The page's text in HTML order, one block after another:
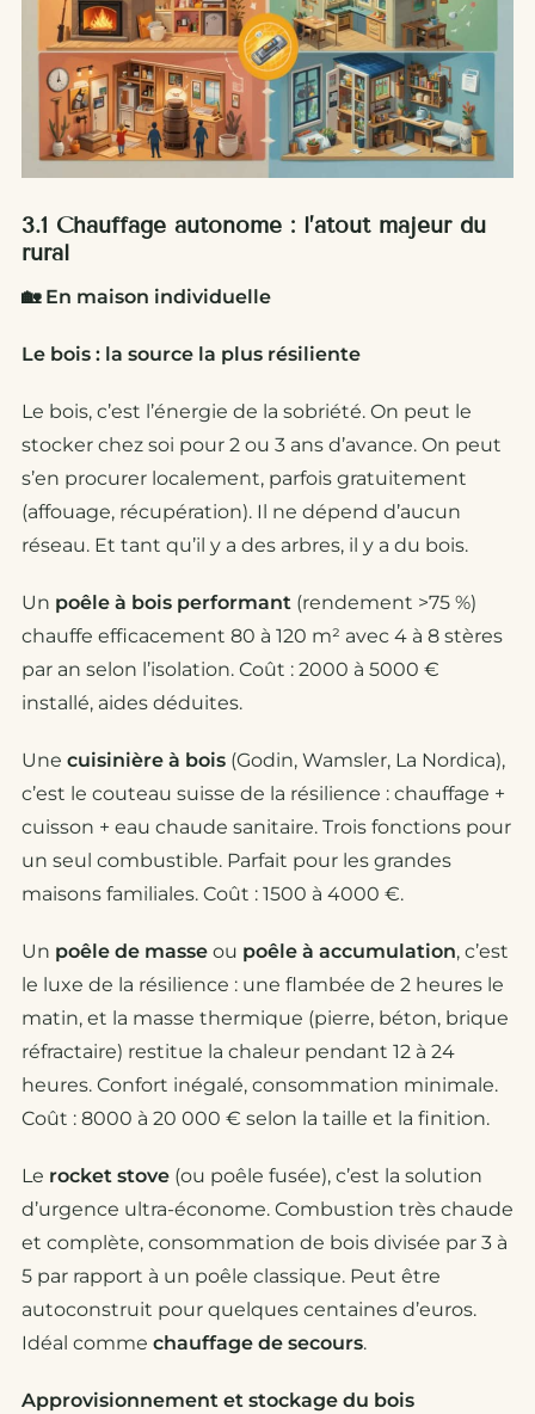
3.1 Chauffage autonome : l’atout majeur du
rural
🏡 En maison individuelle
Le bois : la source la plus résiliente
Le bois, c’est l’énergie de la sobriété. On peut le
stocker chez soi pour 2 ou 3 ans d’avance. On peut
s’en procurer localement, parfois gratuitement
(affouage, récupération). Il ne dépend d’aucun
réseau. Et tant qu’il y a des arbres, il y a du bois.
Un poêle à bois performant (rendement >75 %)
chauffe efficacement 80 à 120 m² avec 4 à 8 stères
par an selon l’isolation. Coût : 2000 à 5000 €
installé, aides déduites.
Une cuisinière à bois (Godin, Wamsler, La Nordica),
c’est le couteau suisse de la résilience : chauffage +
cuisson + eau chaude sanitaire. Trois fonctions pour
un seul combustible. Parfait pour les grandes
maisons familiales. Coût : 1500 à 4000 €.
Un poêle de masse ou poêle à accumulation, c’est
le luxe de la résilience : une flambée de 2 heures le
matin, et la masse thermique (pierre, béton, brique
réfractaire) restitue la chaleur pendant 12 à 24
heures. Confort inégalé, consommation minimale.
Coût : 8000 à 20 000 € selon la taille et la finition.
Le rocket stove (ou poêle fusée), c’est la solution
d’urgence ultra-économe. Combustion très chaude
et complète, consommation de bois divisée par 3 à
5 par rapport à un poêle classique. Peut être
autoconstruit pour quelques centaines d’euros.
Idéal comme chauffage de secours.
Approvisionnement et stockage du bois